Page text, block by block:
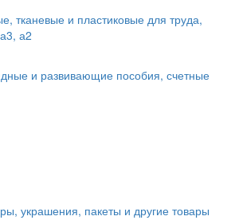
тканевые и пластиковые для труда,
а2
и развивающие пособия, счетные
украшения, пакеты и другие товары